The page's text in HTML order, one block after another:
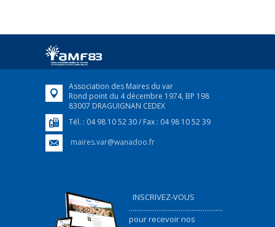
Afin d’accompagner au mieux les réfugiés
FEUILLETER
Association des Maires du var
Rond point du 4 décembre 1974, BP 198
83007 DRAGUIGNAN CEDEX
Tél. : 04 98 10 52 30 / Fax : 04 98 10 52 39
maires.var@wanadoo.fr
INSCRIVEZ-VOUS
...................................................
pour recevoir nos